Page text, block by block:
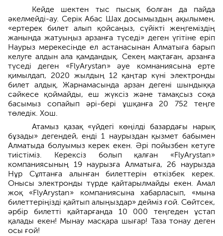
Кейде шектен тыс пысық болған да пайда
әкелмейді-ау. Серік Абас Шах досымыздың ақылымен,
«ертерек билет алып қойсаңыз, сүйікті жеңгеміздің
жанында жатуыңыз арзанға түседі» деген үгітіне еріп
Наурыз мерекесінде ел астанасынан Алматыға барып
келуге алдын ала қамдандық. Секең мақтаған, арзанға
түседі деген «FlyArystan» әуе комнаниясына ерте
қимылдап, 2020 жылдың 12 қаңтар күні электронды
билет алдық. Жарнамасында арзан дегені шындыққа
сәйкесе қоймайды, еш жүксіз және тамақсыз соқа
басымыз сопайып әрі-бері ұшқанға 20 752 теңге
төледік. Хош.
Атамыз қазақ «үйдегі көңілді базардағы нарық
бұзады» дегендей, енді 1 наурыздан қызмет бабымен
Алматыда болуымыз керек екен. Әрі пойызбен кетуге
тиістіміз. Керексіз болып қалған «FlyArystan»
компаниясының 19 наурызға Алматыға, 26 наурызда
Нұр Сұлтанға алынған билеттерін өткізбек керек.
Онысы электронды түрде қайтарылмайды екен. Амал
жоқ «FlyArystan» компаниясына хабарласып, «мына
билеттеріңізді қайтып алыңыздар» дейміз ғой. Сөйтсек,
әрбір билетті қайтарғанда 10 000 теңгеден ұстап
қалады екен! Мынау масқара шығар! Таза тонау деген
осы ғой!